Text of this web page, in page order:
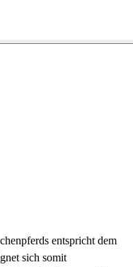
entspricht dem
sich somit